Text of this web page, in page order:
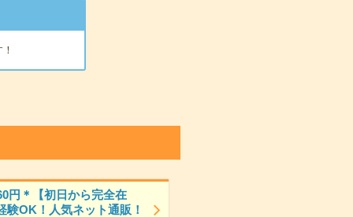
円＊【初日から完全在
験OK！人気ネット通販！